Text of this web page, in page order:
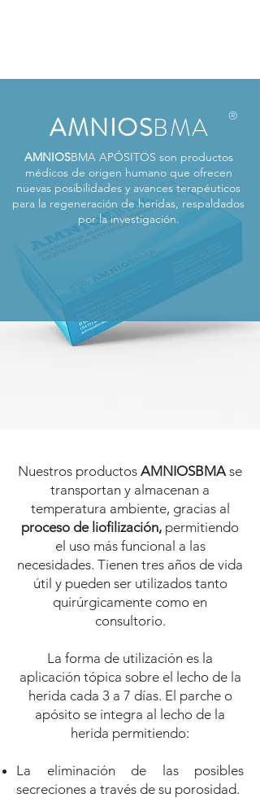
®
AMNIOSBMA
AMNIOSBMAAPÓSITOS son productos
médicos de origen humano que ofrecen
nuevas posibilidades y avances terapéuticos
para la regeneración de heridas, respaldados
por la investigación.
Nuestros productos AMNIOSBMAse
transportan y almacenan a
temperatura ambiente, gracias al
proceso de liofilización, permitiendo
el uso más funcional a las
necesidades. Tienen tres años de vida
útil y pueden ser utilizados tanto
quirúrgicamente como en
consultorio.
La forma de utilización es la
aplicación tópica sobre el lecho de la
herida cada 3 a 7 días. El parche o
apósito se integra al lecho de la
herida permitiendo:
La eliminación de las posibles
secreciones a través de su porosidad.